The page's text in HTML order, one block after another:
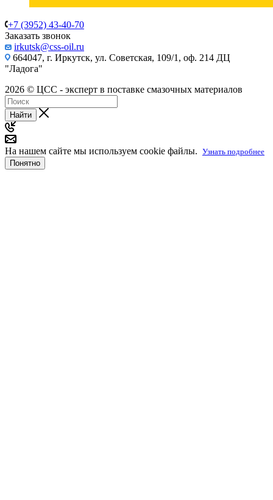
+7 (3952) 43-40-70
Заказать звонок
irkutsk@css-oil.ru
664047, г. Иркутск, ул. Советская, 109/1, оф. 214 ДЦ
"Ладога"
2026 © ЦСС - эксперт в поставке смазочных материалов
Найти
На нашем сайте мы используем cookie файлы. Узнать подробнее
Понятно